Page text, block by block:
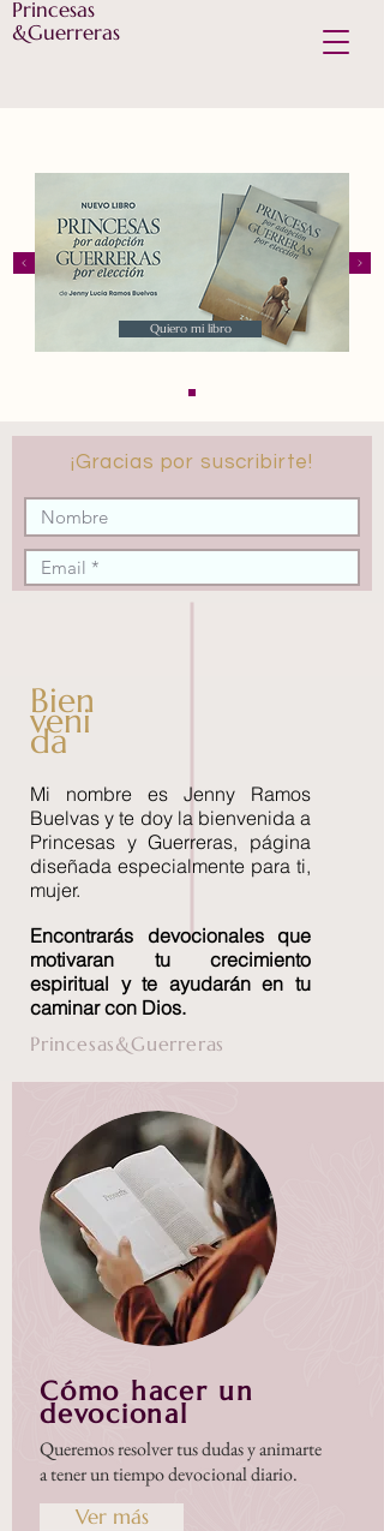
Princesas
&Guerreras
Quiero mi libro
¡Gracias por suscribirte!
Bien
veni
da
Mi nombre es Jenny Ramos
Buelvas y te doy la bienvenida a
Princesas y Guerreras, página
diseñada especialmente para ti,
mujer.
Encontrarás devocionales que
motivaran tu crecimiento
espiritual y te ayudarán en tu
caminar con Dios.
Princesas&Guerreras
Cómo hacer un
devocional
Queremos resolver tus dudas y animarte
a tener un tiempo devocional diario.
Ver más